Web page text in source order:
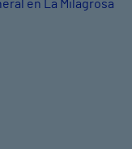
en La Milagrosa